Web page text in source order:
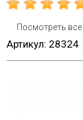
Посмотреть все
Артикул: 28324